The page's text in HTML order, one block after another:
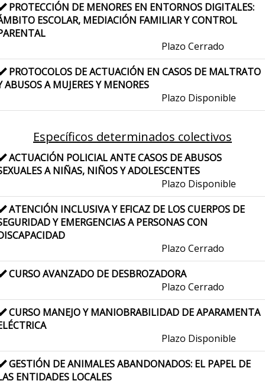
PROTECCIÓN DE MENORES EN ENTORNOS DIGITALES:
ESCOLAR, MEDIACIÓN FAMILIAR Y CONTROL
Plazo Cerrado
PROTOCOLOS DE ACTUACIÓN EN CASOS DE MALTRATO
ABUSOS A MUJERES Y MENORES
Plazo Disponible
Específicos determinados colectivos
ACTUACIÓN POLICIAL ANTE CASOS DE ABUSOS
A NIÑAS, NIÑOS Y ADOLESCENTES
Plazo Disponible
ATENCIÓN INCLUSIVA Y EFICAZ DE LOS CUERPOS DE
Y EMERGENCIAS A PERSONAS CON
Plazo Cerrado
CURSO AVANZADO DE DESBROZADORA
Plazo Cerrado
CURSO MANEJO Y MANIOBRABILIDAD DE APARAMENTA
Plazo Disponible
GESTIÓN DE ANIMALES ABANDONADOS: EL PAPEL DE
ENTIDADES LOCALES